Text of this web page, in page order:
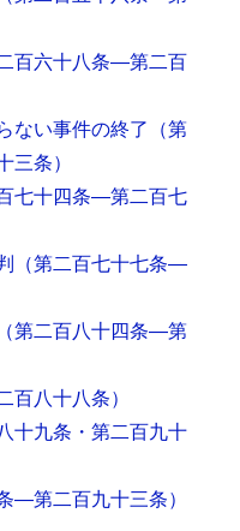
二百六十八条―第二百
い事件の終了 （第
条）
百七十四条―第二百七
（第二百七十七条―
（第二百八十四条―第
百八十八条）
十九条・第二百九十
―第二百九十三条）